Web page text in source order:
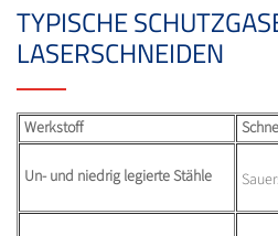
TYPISCHE
LASERSCHNEIDEN
Werkstoff
Un- und niedrig legierte Stähle